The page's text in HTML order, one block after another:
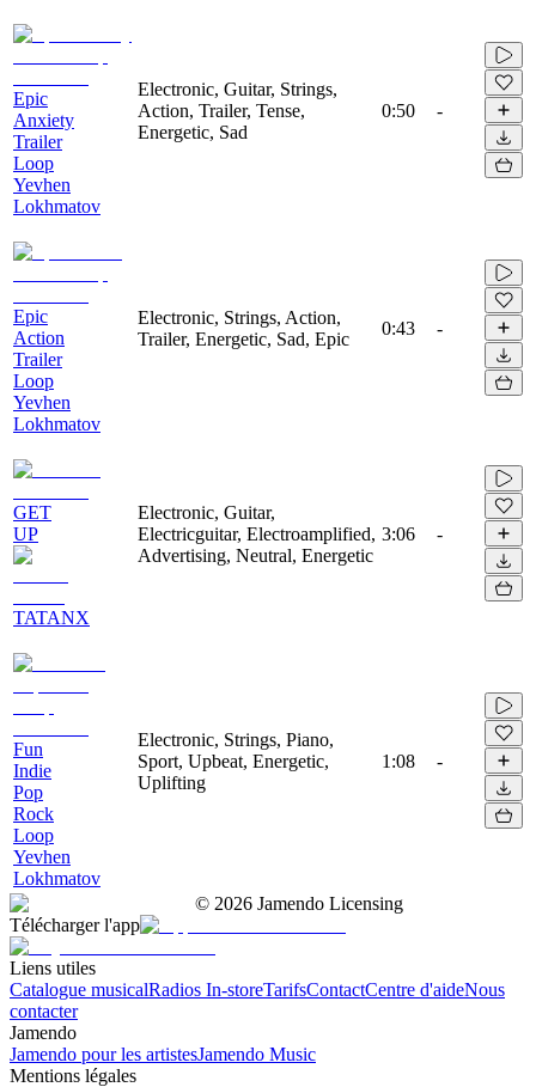
Epic
Anxiety
Trailer
Loop
Yevhen
Lokhmatov
Electronic, Guitar, Strings,
Action, Trailer, Tense,
Energetic, Sad
0:50 -
Epic
Action
Trailer
Loop
Yevhen
Lokhmatov
Electronic, Strings, Action,
Trailer, Energetic, Sad, Epic
0:43 -
GET
UP
TATANX
Electronic, Guitar,
Electricguitar, Electroamplified,
Advertising, Neutral, Energetic
3:06 -
Fun
Indie
Pop
Rock
Loop
Yevhen
Lokhmatov
Electronic, Strings, Piano,
Sport, Upbeat, Energetic,
Uplifting
1:08 -
© 2026 Jamendo Licensing
Télécharger l'app
Liens utiles
Catalogue musicalRadios In-storeTarifsContactCentre d'aideNous
contacter
Jamendo
Jamendo pour les artistesJamendo Music
Mentions légales